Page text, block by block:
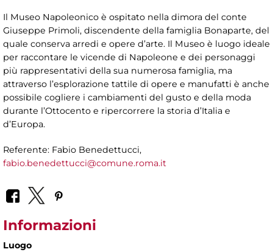
Il Museo Napoleonico è ospitato nella dimora del conte
Giuseppe Primoli, discendente della famiglia Bonaparte, del
quale conserva arredi e opere d’arte. Il Museo è luogo ideale
per raccontare le vicende di Napoleone e dei personaggi
più rappresentativi della sua numerosa famiglia, ma
attraverso l’esplorazione tattile di opere e manufatti è anche
possibile cogliere i cambiamenti del gusto e della moda
durante l’Ottocento e ripercorrere la storia d’Italia e
d’Europa.
Referente: Fabio Benedettucci,
fabio.benedettucci@comune.roma.it
Informazioni
Luogo